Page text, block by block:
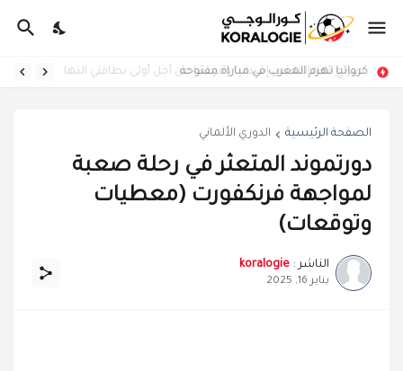
كرواتيا تهزم المغرب في مباراة مفتوحة
الصفحة الرئيسية الدوري الألماني
دورتموند المتعثر في رحلة صعبة
لمواجهة فرنكفورت (معطيات
وتوقعات)
الناشر : koralogie
يناير 16, 2025